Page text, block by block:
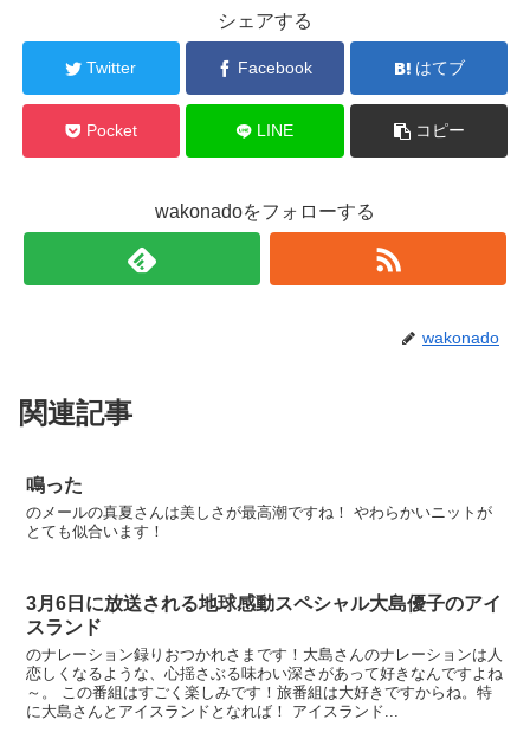
シェアする
Twitter Facebook はてブ
Pocket LINE コピー
wakonadoをフォローする
wakonado
関連記事
鳴った
のメールの真夏さんは美しさが最高潮ですね！ やわらかいニットが
とても似合います！
3月6日に放送される地球感動スペシャル大島優子のアイ
スランド
のナレーション録りおつかれさまです！大島さんのナレーションは人
恋しくなるような、心揺さぶる味わい深さがあって好きなんですよね
～。 この番組はすごく楽しみです！旅番組は大好きですからね。特
に大島さんとアイスランドとなれば！ アイスランド...